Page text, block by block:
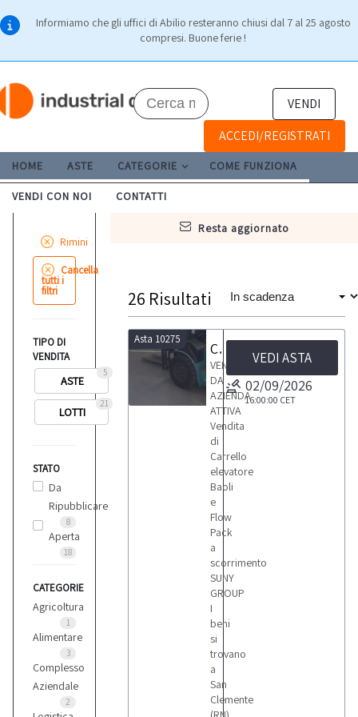
Informiamo che gli uffici di Abilio resteranno chiusi dal 7 al 25 agosto
compresi. Buone ferie !
VENDI
ACCEDI/REGISTRATI
HOME ASTE CATEGORIE COME FUNZIONA
VENDI CON NOI CONTATTI
resta aggiornato
Rimini
Cancella
tutti i
filtri
TIPO DI
VENDITA
5
ASTE
21
LOTTI
STATO
Da
Ripubblicare
8
Aperta
18
CATEGORIE
Agricoltura
1
Alimentare
3
Complesso
Aziendale
2
26 Risultati
Asta 10275
Carrello elevatore Baoli e Flow Pack a scorrimento SUNY GROUP
VENDITA
DA
AZIENDA
ATTIVA
Vendita
di
Carrello
elevatore
Baoli
e
Flow
Pack
a
scorrimento
SUNY
GROUP
I
beni
si
trovano
a
San
Clemente
VEDI ASTA
02/09/2026
16:00:00 CET